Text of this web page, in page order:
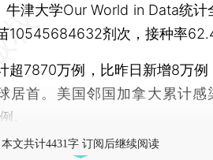
津大学Our World in Data统计
10545684632剂次，接种率
7870万例，比昨日新增8万例
居首。美国邻国加拿大累计感
。
本文共计4431字 订阅后继续阅读